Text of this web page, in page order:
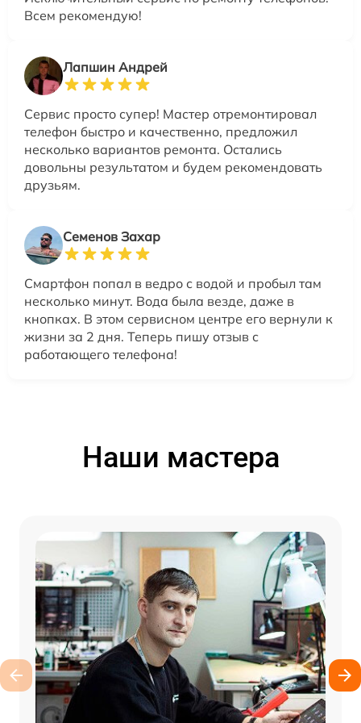
Всем рекомендую!
Лапшин Андрей
Сервис просто супер! Мастер отремонтировал
телефон быстро и качественно, предложил
несколько вариантов ремонта. Остались
довольны результатом и будем рекомендовать
друзьям.
Семенов Захар
Смартфон попал в ведро с водой и пробыл там
несколько минут. Вода была везде, даже в
кнопках. В этом сервисном центре его вернули к
жизни за 2 дня. Теперь пишу отзыв с
работающего телефона!
Наши мастера